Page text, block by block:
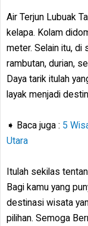
Air Terjun Lubuak
kelapa. Kolam
meter. Selain itu, di
rambutan, durian,
Daya tarik itulah
layak menjadi
➧ Baca juga : 5
Utara
Itulah sekilas
Bagi kamu yang
destinasi wisata
pilihan. Semoga